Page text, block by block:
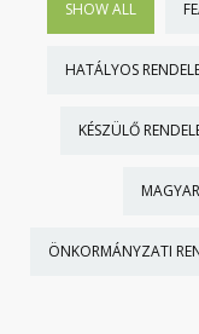
SHOW ALL
HATÁLYOS
KÉSZÜLŐ
ÖNKORMÁNYZATI